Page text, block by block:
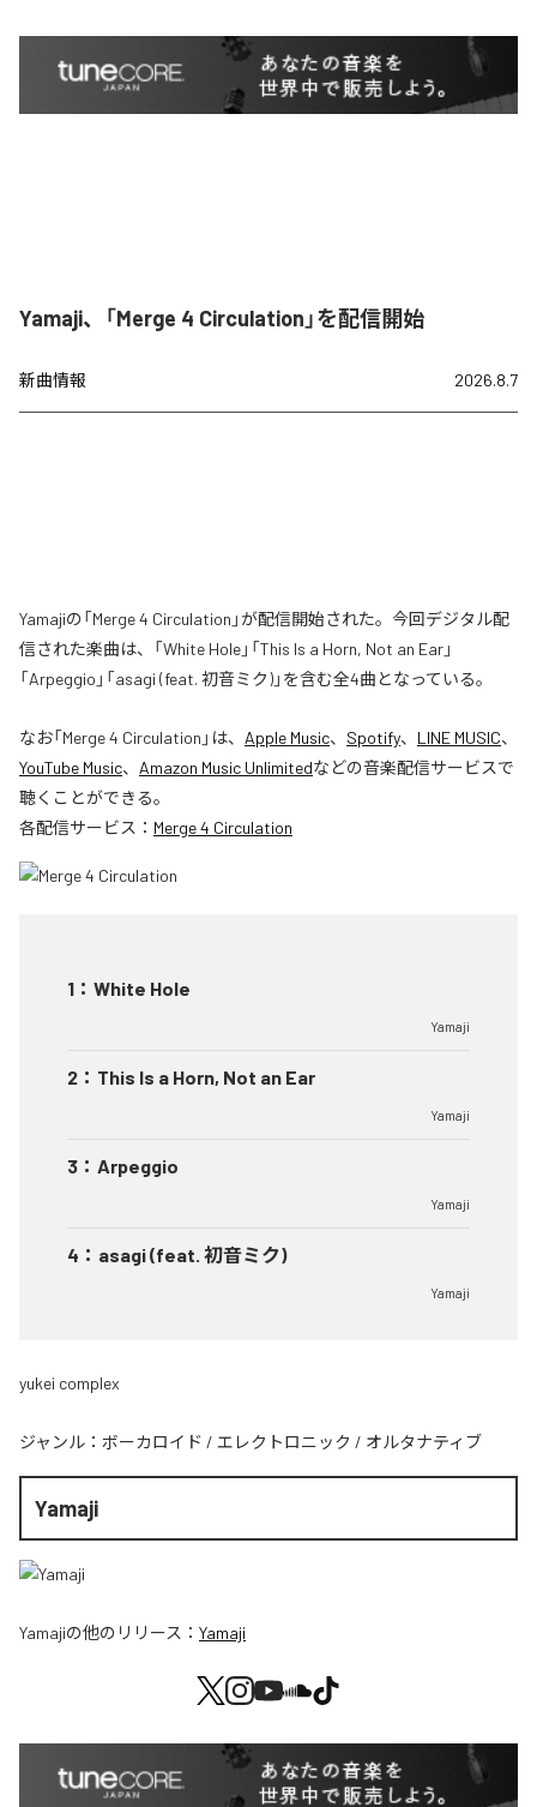
Yamaji、「Merge 4 Circulation」を配信開始
新曲情報 2026.8.7
Yamajiの「Merge 4 Circulation」が配信開始された。今回デジタル配
信された楽曲は、「White Hole」「This Is a Horn, Not an Ear」
「Arpeggio」「asagi (feat. 初音ミク)」を含む全4曲となっている。
なお「Merge 4 Circulation 」は、 Apple Music、 Spotify、 LINE MUSIC、
YouTube Music、 Amazon Music Unlimitedなどの音楽配信サービスで
聴くことができる。
各配信サービス： Merge 4 Circulation
1 ： White Hole
Yamaji
2 ： This Is a Horn, Not an Ear
Yamaji
3 ： Arpeggio
Yamaji
4 ： asagi (feat. 初音ミク)
Yamaji
yukei complex
ジャンル： ボーカロイド / エレクトロニック / オルタナティブ
Yamaji
Yamajiの他のリリース： Yamaji